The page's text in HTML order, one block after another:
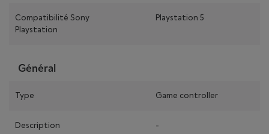
Compatibilité Sony
Playstation
Playstation 5
Général
Type Game controller
Description -